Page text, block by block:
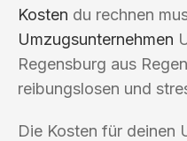
Kosten du rechnen
Umzugsunternehmen
Regensburg aus
reibungslosen und
Die Kosten für deinen